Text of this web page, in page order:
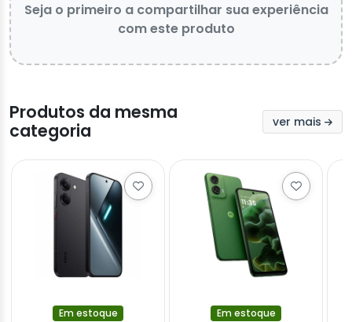
Seja o primeiro a compartilhar sua experiência
com este produto
Produtos da mesma
categoria
ver mais
Em estoque Em estoque